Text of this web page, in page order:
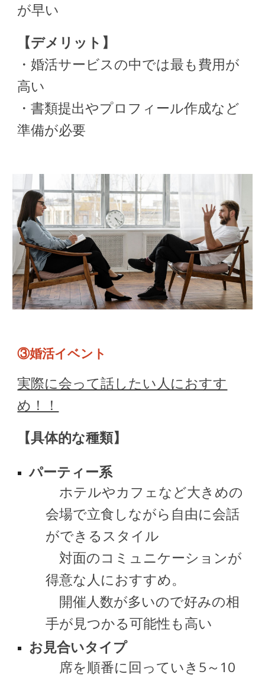
が早い
【デメリット】
・婚活サービスの中では最も費用が
高い
・書類提出やプロフィール作成など
準備が必要
③婚活イベント
実際に会って話したい人におすす
め！！
【具体的な種類】
パーティー系
ホテルやカフェなど大きめの
会場で立食しながら自由に会話
ができるスタイル
対面のコミュニケーションが
得意な人におすすめ。
開催人数が多いので好みの相
手が見つかる可能性も高い
お見合いタイプ
席を順番に回っていき5～10